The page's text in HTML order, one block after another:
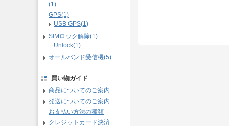
(1)
GPS(1)
USB GPS(1)
SIMロック解除(1)
Unlock(1)
オールバンド受信機(5)
買い物ガイド
商品についてのご案内
発送についてのご案内
お支払い方法の種類
クレジットカード決済